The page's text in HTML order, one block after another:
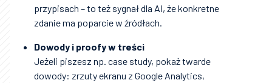
przypisach – to też sygnał dla AI, że konkretne
zdanie ma poparcie w źródłach.
Dowody i proofy w treści
Jeżeli piszesz np. case study, pokaż twarde
dowody: zrzuty ekranu z Google Analytics,